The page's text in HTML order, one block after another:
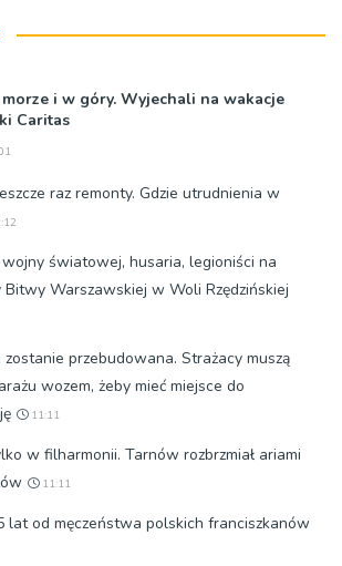
morze i w góry. Wyjechali na wakacje
Caritas
raz remonty. Gdzie utrudnienia w
światowej, husaria, legioniści na
Warszawskiej w Woli Rzędzińskiej
przebudowana. Strażacy muszą
wozem, żeby mieć miejsce do
11:11
w filharmonii. Tarnów rozbrzmiał ariami
11:11
lat od męczeństwa polskich franciszkanów